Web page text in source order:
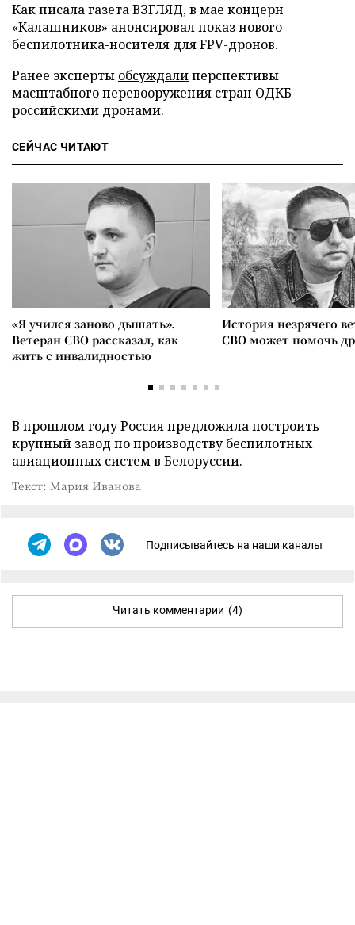
Как писала газета ВЗГЛЯД, в мае концерн
«Калашников» анонсировалпоказ нового
беспилотника-носителя для FPV-дронов.
Ранее эксперты обсуждалиперспективы
масштабного перевооружения стран ОДКБ
российскими дронами.
СЕЙЧАС ЧИТАЮТ
«Я учился заново дышать».
Ветеран СВО рассказал, как
жить с инвалидностью
История незрячего
СВО может помочь
В прошлом году Россияпредложилапостроить
крупный завод по производству беспилотных
авиационных систем в Белоруссии.
Текст: Мария Иванова
Подписывайтесь на наши каналы
Читать комментарии (4)